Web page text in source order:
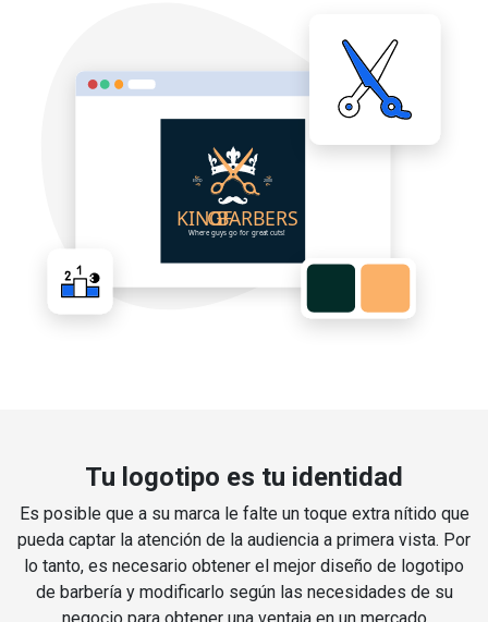
Tu logotipo es tu identidad
Es posible que a su marca le falte un toque extra nítido que
pueda captar la atención de la audiencia a primera vista. Por
lo tanto, es necesario obtener el mejor diseño de logotipo
de barbería y modificarlo según las necesidades de su